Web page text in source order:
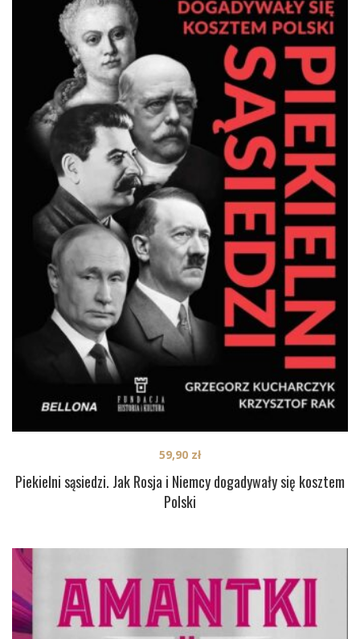
Piekielni sąsiedzi. Jak Rosja i Niemcy dogadywały się kosztem
Polski
59,90 zł